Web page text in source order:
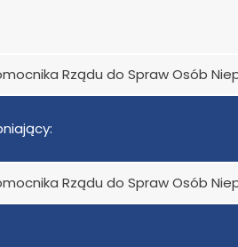
Rządu do Spraw Osób
Rządu do Spraw Osób